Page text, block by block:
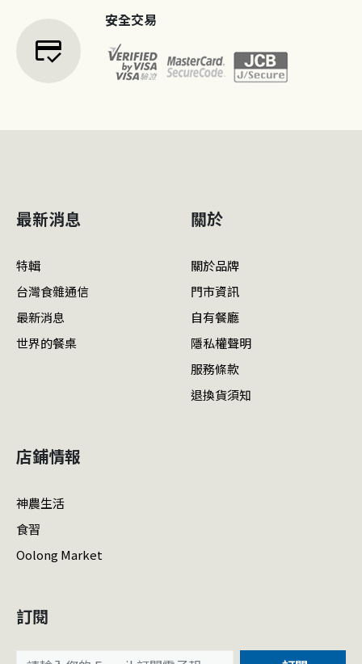
credit_score
安全交易
最新消息
特輯
台灣食雜通信
最新消息
世界的餐桌
關於
關於品牌
門市資訊
自有餐廳
隱私權聲明
服務條款
退換貨須知
店鋪情報
神農生活
食習
Oolong Market
訂閱